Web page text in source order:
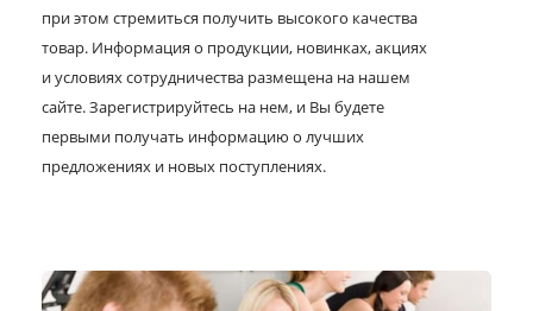
при этом стремиться получить высокого качества
товар. Информация о продукции, новинках, акциях
и условиях сотрудничества размещена на нашем
сайте. Зарегистрируйтесь на нем, и Вы будете
первыми получать информацию о лучших
предложениях и новых поступлениях.